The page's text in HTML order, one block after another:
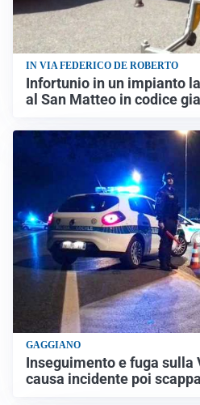
IN VIA FEDERICO DE ROBERTO
Infortunio in un impianto
al San Matteo in codice
GAGGIANO
Inseguimento e fuga sulla
causa incidente poi scappa